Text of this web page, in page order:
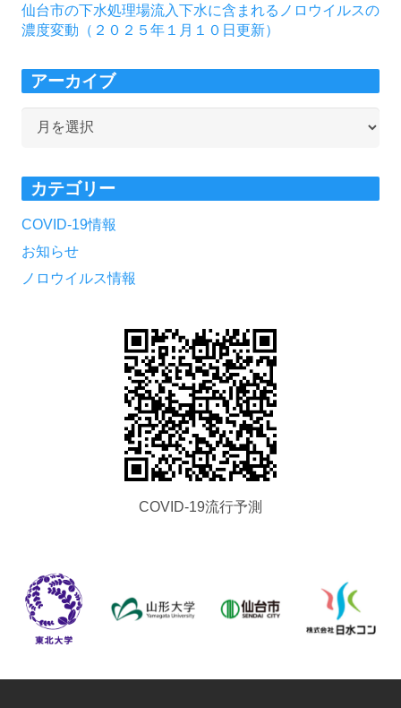
仙台市の下水処理場流入下水に含まれるノロウイルスの
濃度変動（２０２５年１月１０日更新）
アーカイブ
イ
ブ
カテゴリー
COVID-19情報
お知らせ
ノロウイルス情報
COVID-19流行予測